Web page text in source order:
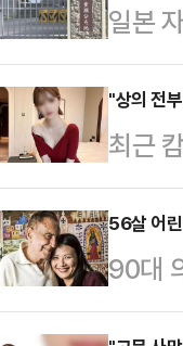
일본
받게
부사
내렸
4일
부대
고 반
"상의 전
최근
년 전
변씨
도 프
태로
56살 어
90대
있다.